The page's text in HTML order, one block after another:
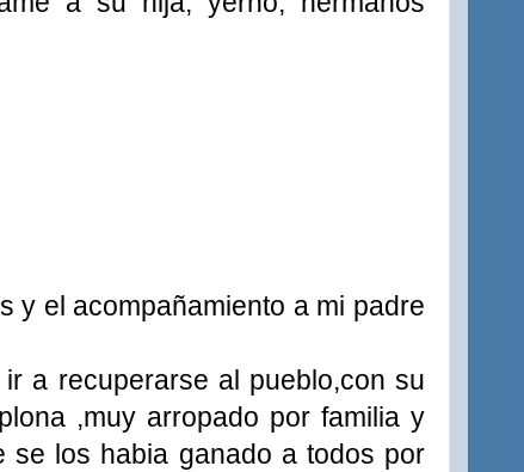
y el acompañamiento a mi padre
a recuperarse al pueblo,con su
,muy arropado por familia y
se los habia ganado a todos por